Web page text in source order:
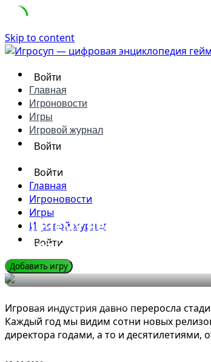
Skip to content
Войти
Главная
Игроновости
Игры
Игровой журнал
Войти
Войти
Главная
Игроновости
Игры
Игровой журнал
Войти
Добавить игру
Почему некоторые
франшизой?
Игровая индустрия давно переросла
Каждый год мы видим сотни новых
директора годами, а то и десятилетиями,